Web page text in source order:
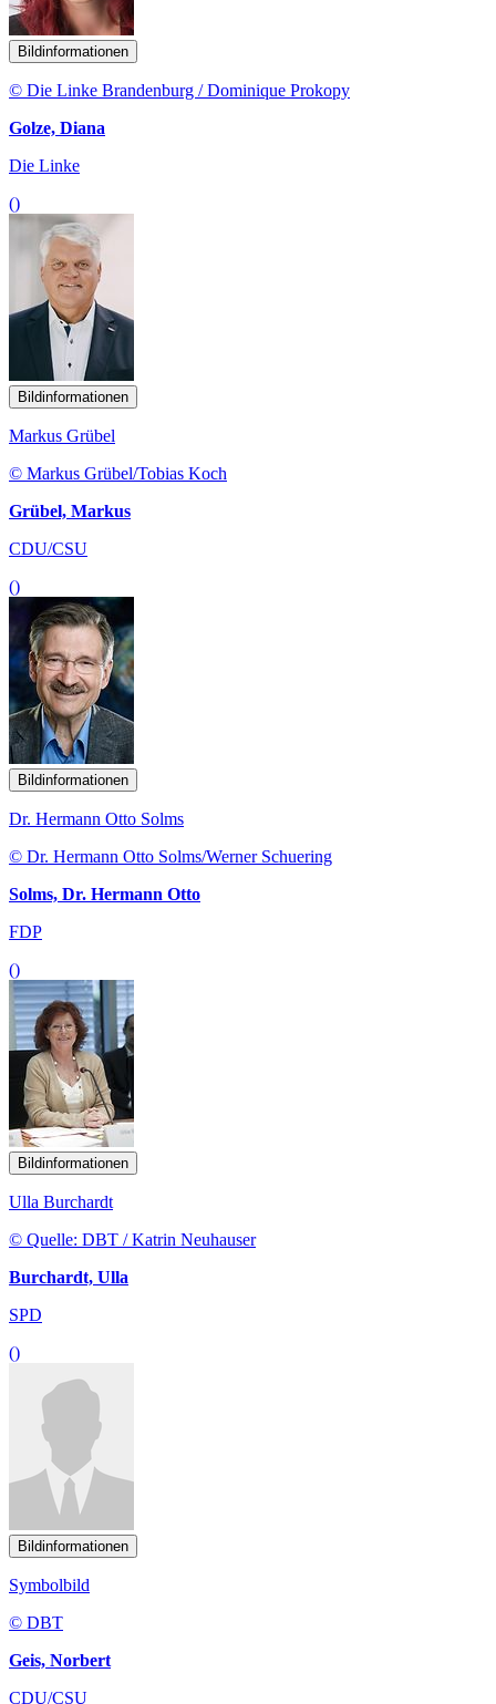
Bildinformationen
© Die Linke Brandenburg / Dominique Prokopy
Golze, Diana
Die Linke
()
Bildinformationen
Markus Grübel
© Markus Grübel/Tobias Koch
Grübel, Markus
CDU/CSU
()
Bildinformationen
Dr. Hermann Otto Solms
© Dr. Hermann Otto Solms/Werner Schuering
Solms, Dr. Hermann Otto
FDP
()
Bildinformationen
Ulla Burchardt
© Quelle: DBT / Katrin Neuhauser
Burchardt, Ulla
SPD
()
Bildinformationen
Symbolbild
© DBT
Geis, Norbert
CDU/CSU